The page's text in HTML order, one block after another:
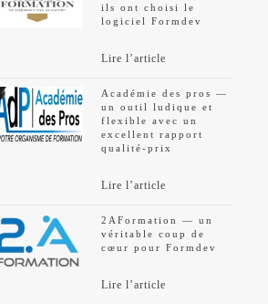
ils ont choisi le
logiciel Formdev
Lire l’article
Académie des pros —
un outil ludique et
flexible avec un
excellent rapport
qualité-prix
Lire l’article
2AFormation — un
véritable coup de
cœur pour Formdev
Lire l’article